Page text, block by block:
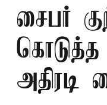
சைபர்
அதிரடி